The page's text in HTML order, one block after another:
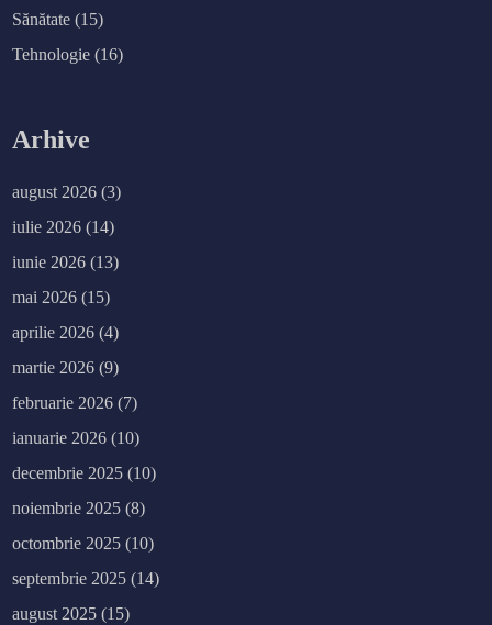
Sănătate (15)
Tehnologie (16)
Arhive
august 2026 (3)
iulie 2026 (14)
iunie 2026 (13)
mai 2026 (15)
aprilie 2026 (4)
martie 2026 (9)
februarie 2026 (7)
ianuarie 2026 (10)
decembrie 2025 (10)
noiembrie 2025 (8)
octombrie 2025 (10)
septembrie 2025 (14)
august 2025 (15)